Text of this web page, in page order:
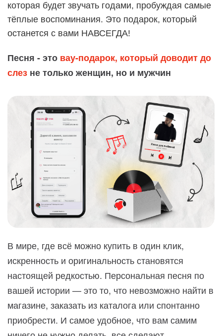
которая будет звучать годами, пробуждая самые
тёплые воспоминания. Это подарок, который
останется с вами НАВСЕГДА!
Песня - это вау-подарок, который доводит до
слез не только женщин, но и мужчин
В мире, где всё можно купить в один клик,
искренность и оригинальность становятся
настоящей редкостью. Персональная песня по
вашей истории — это то, что невозможно найти в
магазине, заказать из каталога или спонтанно
приобрести. И самое удобное, что вам самим